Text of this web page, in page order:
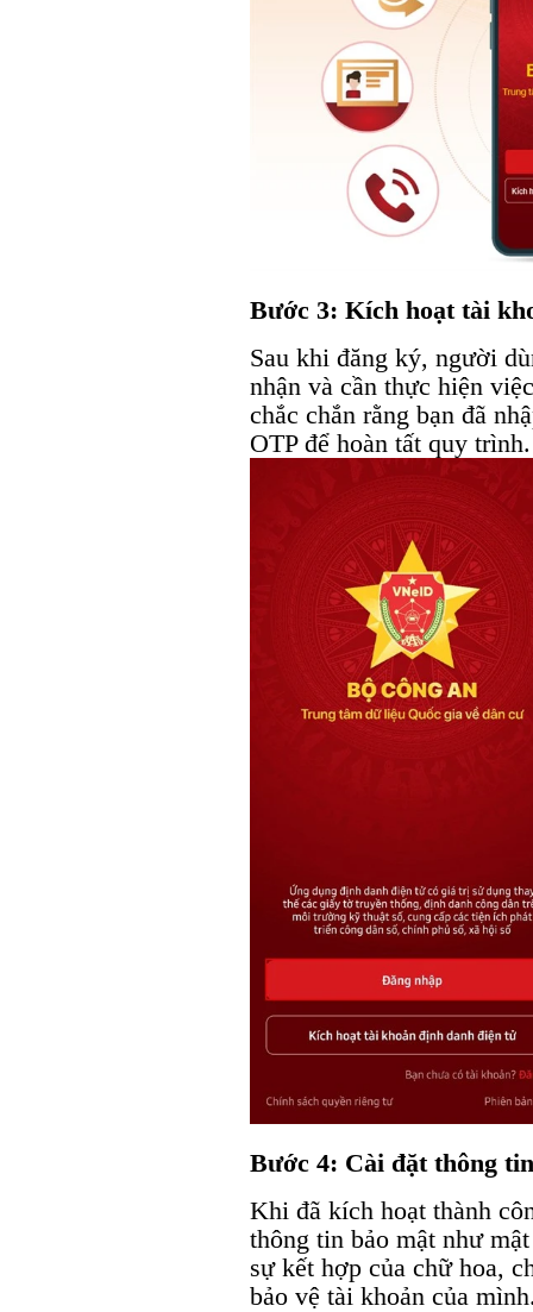
Bước 3: Kích hoạt tài
Sau khi đăng ký, người
nhận và cần thực hiện
chắc chắn rằng bạn đã
OTP để hoàn tất quy trình.
Bước 4: Cài đặt thông
Khi đã kích hoạt thành
thông tin bảo mật như
sự kết hợp của chữ hoa,
bảo vệ tài khoản của